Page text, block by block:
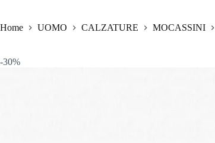
Home UOMO CALZATURE MOCASSINI
-30%